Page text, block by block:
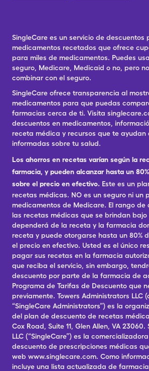
SingleCare es un servicio de descuentos
medicamentos recetados que ofrece
para miles de medicamentos. Puedes
seguro, Medicare, Medicaid o no, pero
combinar con el seguro.
SingleCare ofrece transparencia al
medicamentos para que puedas
farmacias cerca de ti. Visita
descuentos en medicamentos,
receta médica y recursos que te ayudan
informadas sobre tu salud.
Los ahorros en recetas varían según la
farmacia, y pueden alcanzar hasta un
sobre el precio en efectivo. Este es un
recetas médicas. NO es un seguro ni un
medicamentos de Medicare. El rango de
las recetas médicas que se brindan bajo
dependerá de la receta y la farmacia
receta y puede otorgarse hasta un 80%
el precio en efectivo. Usted es el único
pagar sus recetas en la farmacia
que reciba el servicio, sin embargo,
descuento por parte de la farmacia de
Programa de Tarifas de Descuento que
previamente. Towers Administrators LLC
“SingleCare Administrators”) es la
del plan de descuento de recetas
Cox Road, Suite 11, Glen Allen, VA 23060.
LLC (“SingleCare”) es la
descuento de prescripciones médicas
web www.singlecare.com. Como
incluye una lista actualizada de